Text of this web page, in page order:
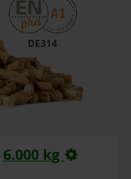
DE314
6.000 kg